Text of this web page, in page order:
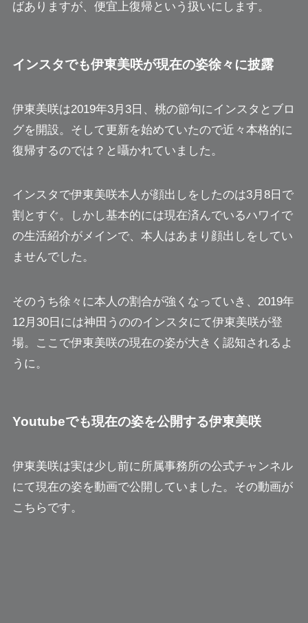
ばありますが、便宜上復帰という扱いにします。
インスタでも伊東美咲が現在の姿徐々に披露
伊東美咲は2019年3月3日、桃の節句にインスタとブロ
グを開設。そして更新を始めていたので近々本格的に
復帰するのでは？と囁かれていました。
インスタで伊東美咲本人が顔出しをしたのは3月8日で
割とすぐ。しかし基本的には現在済んでいるハワイで
の生活紹介がメインで、本人はあまり顔出しをしてい
ませんでした。
そのうち徐々に本人の割合が強くなっていき、2019年
12月30日には神田うののインスタにて伊東美咲が登
場。ここで伊東美咲の現在の姿が大きく認知されるよ
うに。
Youtubeでも現在の姿を公開する伊東美咲
伊東美咲は実は少し前に所属事務所の公式チャンネル
にて現在の姿を動画で公開していました。その動画が
こちらです。